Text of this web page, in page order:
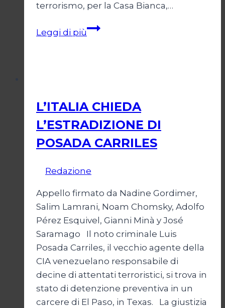
terrorismo, per la Casa Bianca,…
Leggi di piùLa
L’ITALIA CHIEDA
L’ESTRADIZIONE DI
POSADA CARRILES
Redazione
Appello firmato da Nadine Gordimer,
Salim Lamrani, Noam Chomsky, Adolfo
Pérez Esquivel, Gianni Minà y José
Saramago Il noto criminale Luis
Posada Carriles, il vecchio agente della
CIA venezuelano responsabile di
decine di attentati terroristici, si trova in
stato di detenzione preventiva in un
carcere di El Paso, in Texas. La giustizia